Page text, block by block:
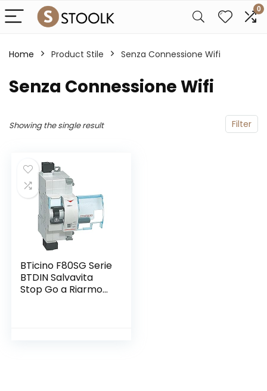
0
Home Product Stile ‎Senza Connessione Wifi
‎Senza Connessione Wifi
Filter
Showing the single result
BTicino F80SG Serie
BTDIN Salvavita
Stop Go a Riarmo